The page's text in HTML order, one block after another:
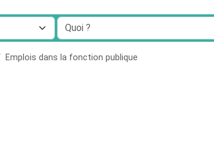
Emplois dans la fonction publique